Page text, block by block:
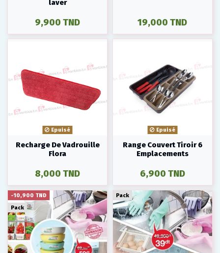
laver
9,900 TND 19,000 TND
Epuisé
Recharge De Vadrouille
Flora
8,000 TND
Epuisé
Range Couvert Tiroir 6
Emplacements
6,900 TND
-10,900 TND
Pack
Pack